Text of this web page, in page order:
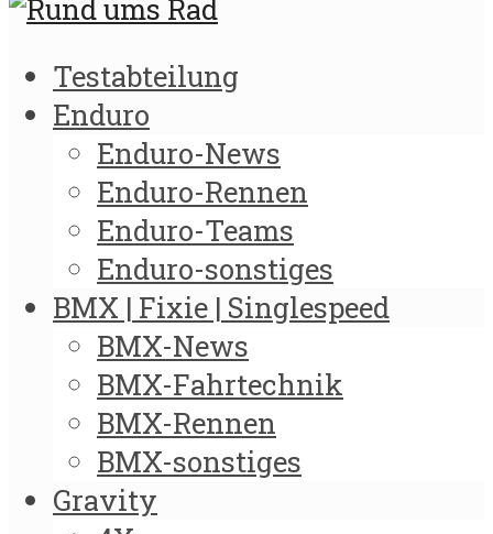
Testabteilung
Enduro
Enduro-News
Enduro-Rennen
Enduro-Teams
Enduro-sonstiges
BMX | Fixie | Singlespeed
BMX-News
BMX-Fahrtechnik
BMX-Rennen
BMX-sonstiges
Gravity